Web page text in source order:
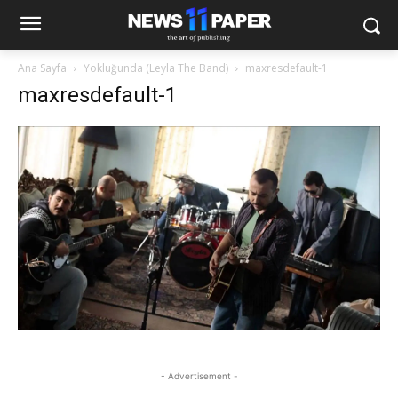
Ana Sayfa Yokluğunda (Leyla The Band) maxresdefault-1
maxresdefault-1
- Advertisement -